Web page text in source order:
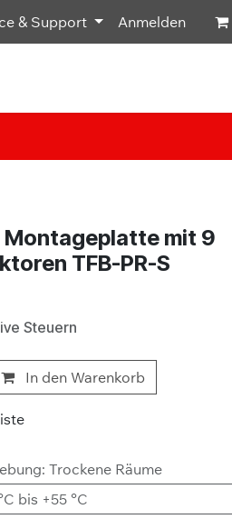
& Support Anmelden
Montageplatte mit 9
TFB-PR-S
Steuern
In den Warenkorb
: Trockene Räume
bis +55 °C